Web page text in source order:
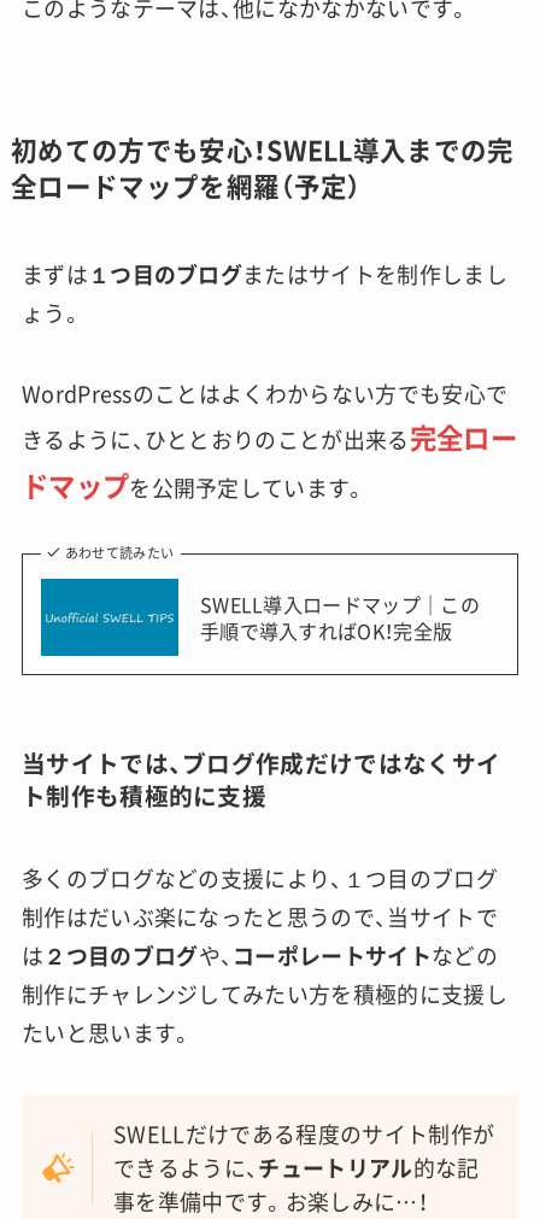
このようなテーマは、他になかなかないです。
初めての方でも安心！SWELL導入までの完
全ロードマップを網羅（予定）
まずは１つ目のブログまたはサイトを制作しまし
ょう。
WordPressのことはよくわからない方でも安心で
きるように、ひととおりのことが出来る完全ロー
ドマップを公開予定しています。
あわせて読みたい
SWELL導入ロードマップ｜この
手順で導入すればOK！完全版
当サイトでは、ブログ作成だけではなくサイ
ト制作も積極的に支援
多くのブログなどの支援により、１つ目のブログ
制作はだいぶ楽になったと思うので、当サイトで
は２つ目のブログや、 コーポレートサイトなどの
制作にチャレンジしてみたい方を積極的に支援し
たいと思います。
SWELLだけである程度のサイト制作が
できるように、チュートリアル的な記
事を準備中です。お楽しみに…！